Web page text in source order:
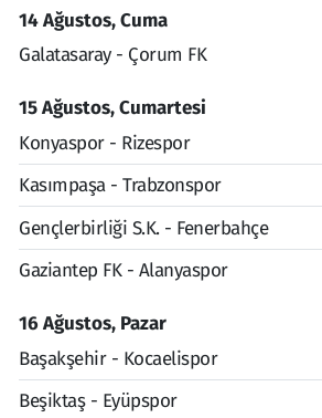
14 Ağustos, Cuma
Galatasaray - Çorum FK
15 Ağustos, Cumartesi
Konyaspor - Rizespor
Kasımpaşa - Trabzonspor
Gençlerbirliği S.K. - Fenerbahçe
Gaziantep FK - Alanyaspor
16 Ağustos, Pazar
Başakşehir - Kocaelispor
Beşiktaş - Eyüpspor